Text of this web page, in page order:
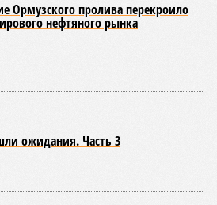
Ормузского пролива перекроило
нефтяного рынка
ожидания. Часть 3